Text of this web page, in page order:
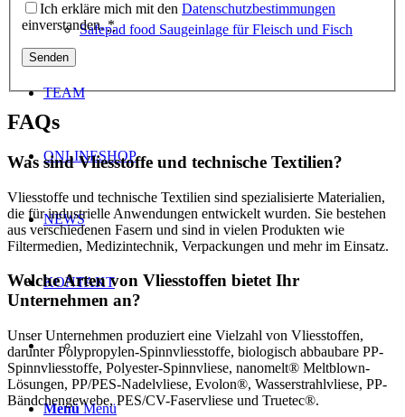
Safepad food Saugeinlage für Fleisch und Fisch
TEAM
ONLINESHOP
NEWS
KONTAKT
Menü Menü
Ich erkläre mich mit den Datenschutzbestimmungen
einverstanden.*
FAQs
Was sind Vliesstoffe und technische Textilien?
Vliesstoffe und technische Textilien sind spezialisierte Materialien,
die für industrielle Anwendungen entwickelt wurden. Sie bestehen
aus verschiedenen Fasern und sind in vielen Produkten wie
Filtermedien, Medizintechnik, Verpackungen und mehr im Einsatz.
Welche Arten von Vliesstoffen bietet Ihr
Unternehmen an?
Unser Unternehmen produziert eine Vielzahl von Vliesstoffen,
darunter Polypropylen-Spinnvliesstoffe, biologisch abbaubare PP-
Spinnvliesstoffe, Polyester-Spinnvliese, nanomelt® Meltblown-
Lösungen, PP/PES-Nadelvliese, Evolon®, Wasserstrahlvliese, PP-
Bändchengewebe, PES/CV-Faservliese und Truetec®.